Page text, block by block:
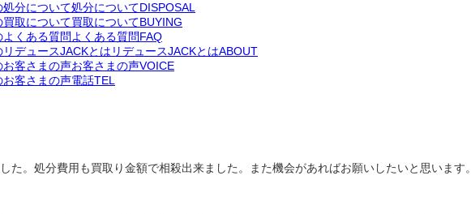
処分についてDISPOSAL
買取についてBUYING
よくある質問FAQ
リデュースJACKとはABOUT
お客さまの声VOICE
電話TEL
。処分費用も買取り金額で相殺出来ました。また機会があればお願いしたいと思います。